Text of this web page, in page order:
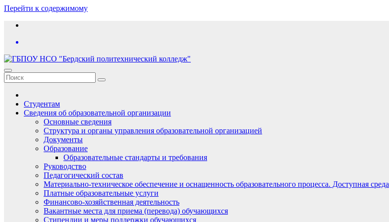
Перейти к содержимому
Студентам
Сведения об образовательной организации
Основные сведения
Структура и органы управления образовательной организацией
Документы
Образование
Образовательные стандарты и требования
Руководство
Педагогический состав
Материально-техническое обеспечение и оснащенность образовательного процесса. Доступная среда
Платные образовательные услуги
Финансово-хозяйственная деятельность
Вакантные места для приема (перевода) обучающихся
Стипендии и меры поддержки обучающихся